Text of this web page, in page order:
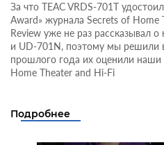
За что TEAC VRDS-701T
Award» журнала Secrets of Home
Review уже не раз рассказывал
и UD-701N, поэтому мы решили
прошлого года их оценили наши
Home Theater and Hi-Fi
Подробнее